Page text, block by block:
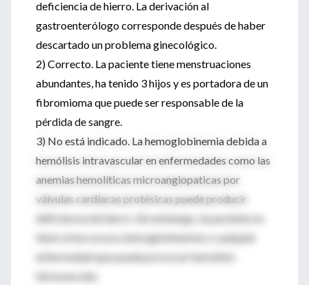
deficiencia de hierro. La derivación al
gastroenterólogo corresponde después de haber
descartado un problema ginecológico.
2) Correcto. La paciente tiene menstruaciones
abundantes, ha tenido 3 hijos y es portadora de un
fibromioma que puede ser responsable de la
pérdida de sangre.
3) No está indicado. La hemoglobinemia debida a
hemólisis intravascular en enfermedades como las
anemias hemolíticas microangiopaticas por
válvulas cardíacas protésicas puede producir
deficiencia de hierro. Sin embargo, la paciente no
tiene orina oscura, hemoglobinemia o cualquier
enfermedad que pueda provocar hemólisis
intravascular.